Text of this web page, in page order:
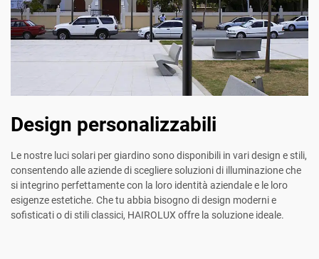
Design personalizzabili
Le nostre luci solari per giardino sono disponibili in vari design e stili,
consentendo alle aziende di scegliere soluzioni di illuminazione che
si integrino perfettamente con la loro identità aziendale e le loro
esigenze estetiche. Che tu abbia bisogno di design moderni e
sofisticati o di stili classici, HAIROLUX offre la soluzione ideale.